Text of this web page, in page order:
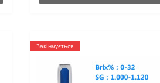
Закінчується